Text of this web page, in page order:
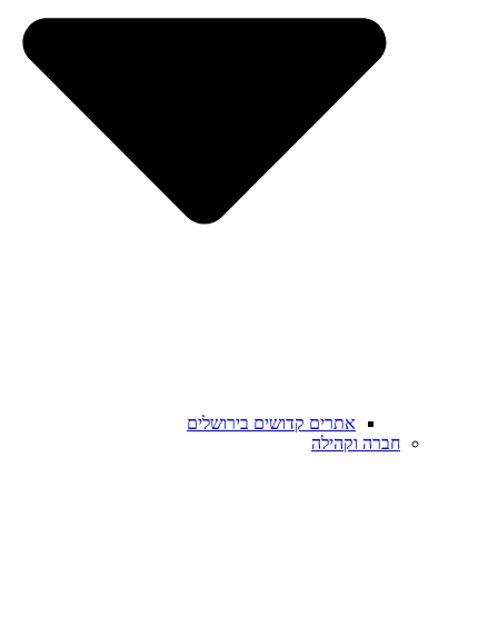
אתרים קדושים בירושלים
חברה וקהילה